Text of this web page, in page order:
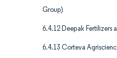
Group)
6.4.12 Deepak Fertilizers
6.4.13 Corteva